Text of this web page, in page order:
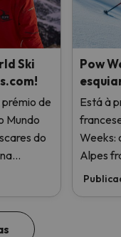
Ski
de
Mundo
do
a
Pow
Está à
Weeks:
Alpes